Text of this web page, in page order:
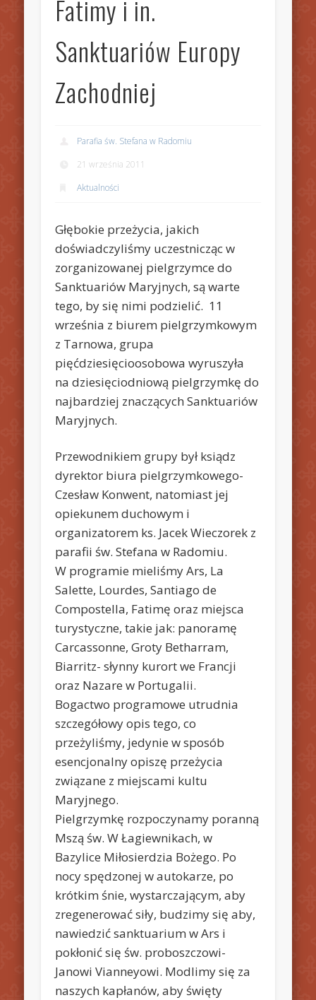
Fatimy i in.
Sanktuariów Europy
Zachodniej
Parafia św. Stefana w Radomiu
21 września 2011
Aktualności
Głębokie przeżycia, jakich
doświadczyliśmy uczestnicząc w
zorganizowanej pielgrzymce do
Sanktuariów Maryjnych, są warte
tego, by się nimi podzielić. 11
września z biurem pielgrzymkowym
z Tarnowa, grupa
pięćdziesięcioosobowa wyruszyła
na dziesięciodniową pielgrzymkę do
najbardziej znaczących Sanktuariów
Maryjnych.
Przewodnikiem grupy był ksiądz
dyrektor biura pielgrzymkowego-
Czesław Konwent, natomiast jej
opiekunem duchowym i
organizatorem ks. Jacek Wieczorek z
parafii św. Stefana w Radomiu.
W programie mieliśmy Ars, La
Salette, Lourdes, Santiago de
Compostella, Fatimę oraz miejsca
turystyczne, takie jak: panoramę
Carcassonne, Groty Betharram,
Biarritz- słynny kurort we Francji
oraz Nazare w Portugalii.
Bogactwo programowe utrudnia
szczegółowy opis tego, co
przeżyliśmy, jedynie w sposób
esencjonalny opiszę przeżycia
związane z miejscami kultu
Maryjnego.
Pielgrzymkę rozpoczynamy poranną
Mszą św. W Łagiewnikach, w
Bazylice Miłosierdzia Bożego. Po
nocy spędzonej w autokarze, po
krótkim śnie, wystarczającym, aby
zregenerować siły, budzimy się aby,
nawiedzić sanktuarium w Ars i
pokłonić się św. proboszczowi-
Janowi Vianneyowi. Modlimy się za
naszych kapłanów, aby święty